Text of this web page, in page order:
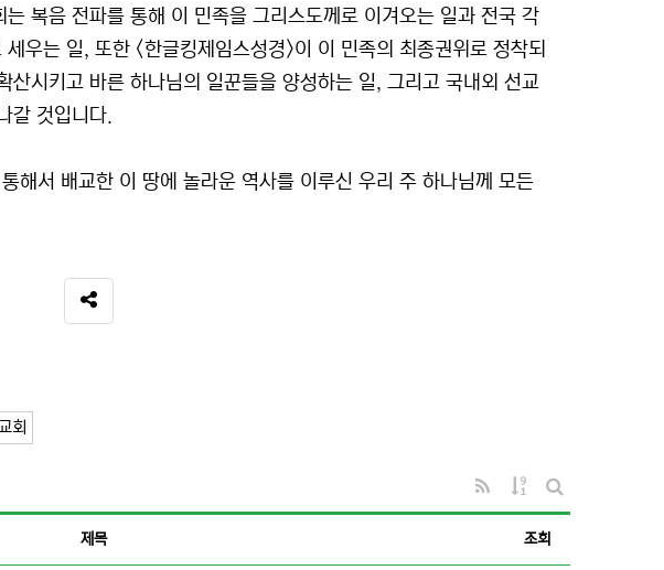
복음 전파를 통해 이 민족을 그리스도께로 이겨오는 일과 전국 각
우는 일, 또한 <한글킹제임스성경>이 이 민족의 최종권위로 정착되
산시키고 바른 하나님의 일꾼들을 양성하는 일, 그리고 국내외 선교
갈 것입니다.
해서 배교한 이 땅에 놀라운 역사를 이루신 우리 주 하나님께 모든
SNS 공유
회
RSS
게시물 정렬
게시판 검색
제목 조회